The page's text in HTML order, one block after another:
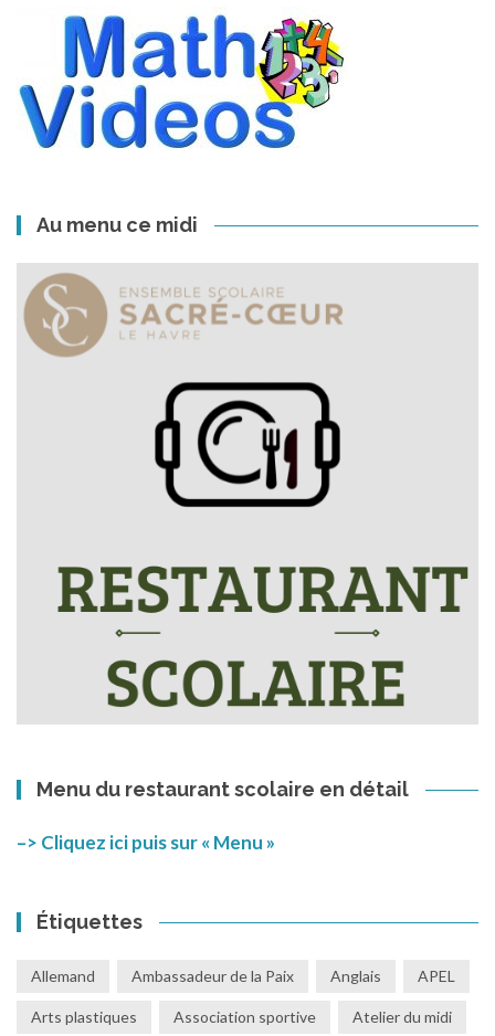
Au menu ce midi
Menu du restaurant scolaire en détail
–> Cliquez ici puis sur « Menu »
Étiquettes
Allemand Ambassadeur de la Paix Anglais APEL
Arts plastiques Association sportive Atelier du midi